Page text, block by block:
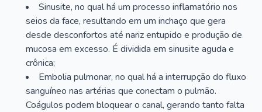
Sinusite, no qual há um processo inflamatório nos
seios da face, resultando em um inchaço que gera
desde desconfortos até nariz entupido e produção de
mucosa em excesso. É dividida em sinusite aguda e
crônica;
Embolia pulmonar, no qual há a interrupção do fluxo
sanguíneo nas artérias que conectam o pulmão.
Coágulos podem bloquear o canal, gerando tanto falta